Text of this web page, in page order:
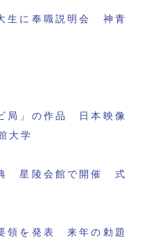
生に奉職説明会 神青
局」の作品 日本映像
大学
星陵会館で開催 式
領を発表 来年の勅題